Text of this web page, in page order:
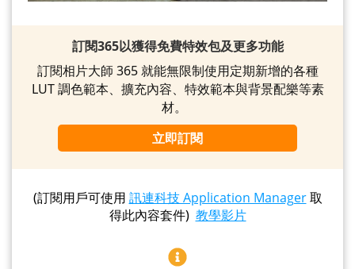
訂閱365以獲得免費特效包及更多功能
訂閱相片大師 365 就能無限制使用定期新增的各種
LUT 調色範本、擴充內容、特效範本與背景配樂等素
材。
立即訂閱
(訂閱用戶可使用 訊連科技 Application Manager取
得此內容套件) 教學影片